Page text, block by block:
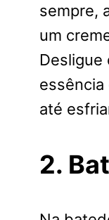
sempre,
um
Desligue
essência
até
2.